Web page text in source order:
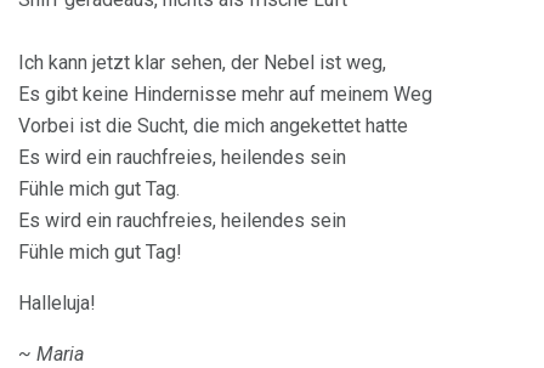
Ich kann jetzt klar sehen, der Nebel ist weg,
Es gibt keine Hindernisse mehr auf meinem Weg
Vorbei ist die Sucht, die mich angekettet hatte
Es wird ein rauchfreies, heilendes sein
Fühle mich gut Tag.
Es wird ein rauchfreies, heilendes sein
Fühle mich gut Tag!
Halleluja!
~ Maria